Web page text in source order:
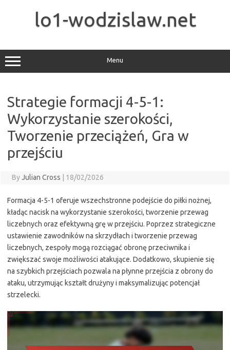
lo1-wodzislaw.net
Menu
Strategie formacji 4-5-1:
Wykorzystanie szerokości,
Tworzenie przeciążeń, Gra w
przejściu
ByJulian Cross 18/02/2026
Formacja 4-5-1 oferuje wszechstronne podejście do piłki nożnej,
kładąc nacisk na wykorzystanie szerokości, tworzenie przewag
liczebnych oraz efektywną grę w przejściu. Poprzez strategiczne
ustawienie zawodników na skrzydłach i tworzenie przewag
liczebnych, zespoły mogą rozciągać obronę przeciwnika i
zwiększać swoje możliwości atakujące. Dodatkowo, skupienie się
na szybkich przejściach pozwala na płynne przejścia z obrony do
ataku, utrzymując kształt drużyny i maksymalizując potencjał
strzelecki.